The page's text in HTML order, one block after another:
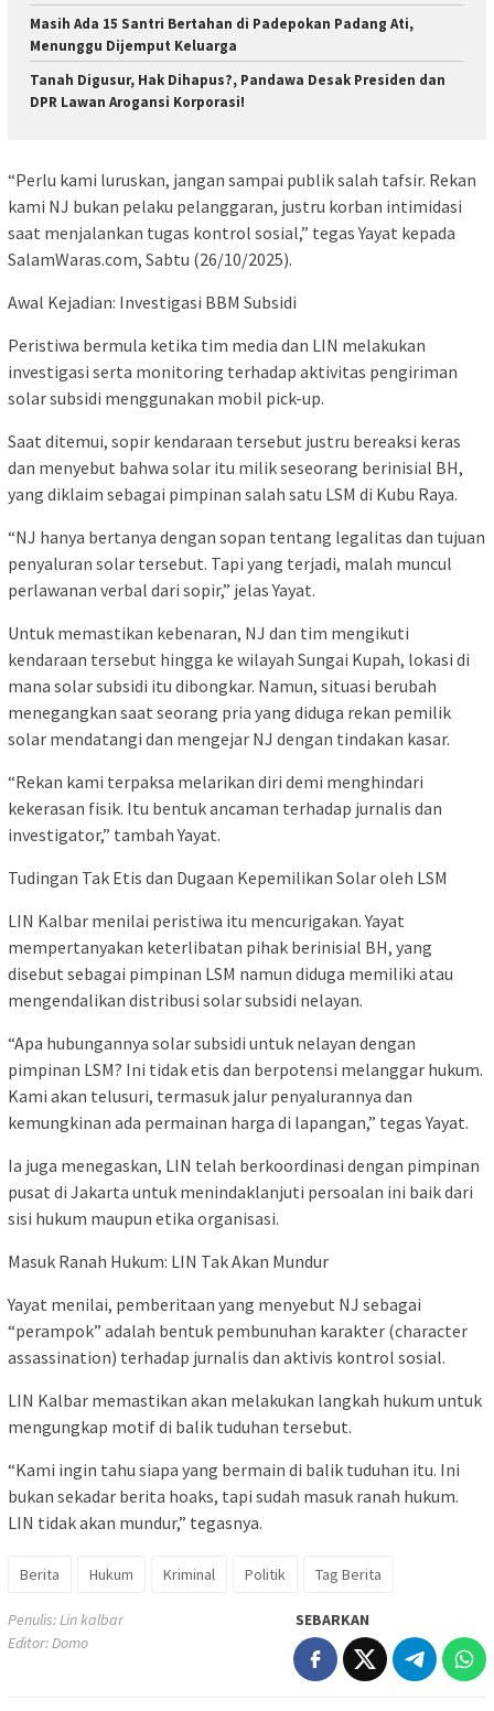
Masih Ada 15 Santri Bertahan di Padepokan Padang Ati,
Menunggu Dijemput Keluarga
Tanah Digusur, Hak Dihapus?, Pandawa Desak Presiden dan
DPR Lawan Arogansi Korporasi!
“Perlu kami luruskan, jangan sampai publik salah tafsir. Rekan
kami NJ bukan pelaku pelanggaran, justru korban intimidasi
saat menjalankan tugas kontrol sosial,” tegas Yayat kepada
SalamWaras.com, Sabtu (26/10/2025).
Awal Kejadian: Investigasi BBM Subsidi
Peristiwa bermula ketika tim media dan LIN melakukan
investigasi serta monitoring terhadap aktivitas pengiriman
solar subsidi menggunakan mobil pick-up.
Saat ditemui, sopir kendaraan tersebut justru bereaksi keras
dan menyebut bahwa solar itu milik seseorang berinisial BH,
yang diklaim sebagai pimpinan salah satu LSM di Kubu Raya.
“NJ hanya bertanya dengan sopan tentang legalitas dan tujuan
penyaluran solar tersebut. Tapi yang terjadi, malah muncul
perlawanan verbal dari sopir,” jelas Yayat.
Untuk memastikan kebenaran, NJ dan tim mengikuti
kendaraan tersebut hingga ke wilayah Sungai Kupah, lokasi di
mana solar subsidi itu dibongkar. Namun, situasi berubah
menegangkan saat seorang pria yang diduga rekan pemilik
solar mendatangi dan mengejar NJ dengan tindakan kasar.
“Rekan kami terpaksa melarikan diri demi menghindari
kekerasan fisik. Itu bentuk ancaman terhadap jurnalis dan
investigator,” tambah Yayat.
Tudingan Tak Etis dan Dugaan Kepemilikan Solar oleh LSM
LIN Kalbar menilai peristiwa itu mencurigakan. Yayat
mempertanyakan keterlibatan pihak berinisial BH, yang
disebut sebagai pimpinan LSM namun diduga memiliki atau
mengendalikan distribusi solar subsidi nelayan.
“Apa hubungannya solar subsidi untuk nelayan dengan
pimpinan LSM? Ini tidak etis dan berpotensi melanggar hukum.
Kami akan telusuri, termasuk jalur penyalurannya dan
kemungkinan ada permainan harga di lapangan,” tegas Yayat.
Ia juga menegaskan, LIN telah berkoordinasi dengan pimpinan
pusat di Jakarta untuk menindaklanjuti persoalan ini baik dari
sisi hukum maupun etika organisasi.
Masuk Ranah Hukum: LIN Tak Akan Mundur
Yayat menilai, pemberitaan yang menyebut NJ sebagai
“perampok” adalah bentuk pembunuhan karakter (character
assassination) terhadap jurnalis dan aktivis kontrol sosial.
LIN Kalbar memastikan akan melakukan langkah hukum untuk
mengungkap motif di balik tuduhan tersebut.
“Kami ingin tahu siapa yang bermain di balik tuduhan itu. Ini
bukan sekadar berita hoaks, tapi sudah masuk ranah hukum.
LIN tidak akan mundur,” tegasnya.
Berita Hukum Kriminal Politik Tag Berita
Penulis: Lin kalbar
Editor: Domo
SEBARKAN